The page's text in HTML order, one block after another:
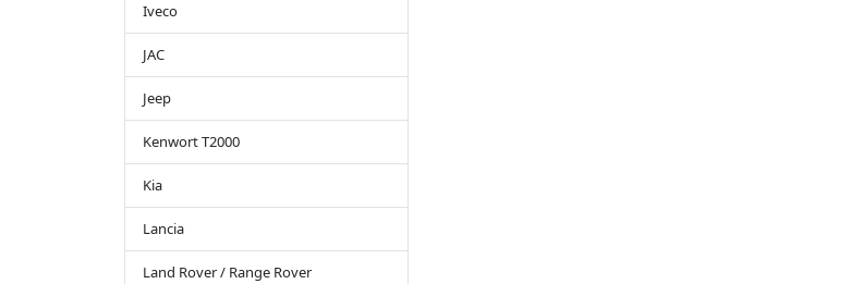
Iveco
JAC
Jeep
Kenwort T2000
Kia
Lancia
Land Rover / Range Rover